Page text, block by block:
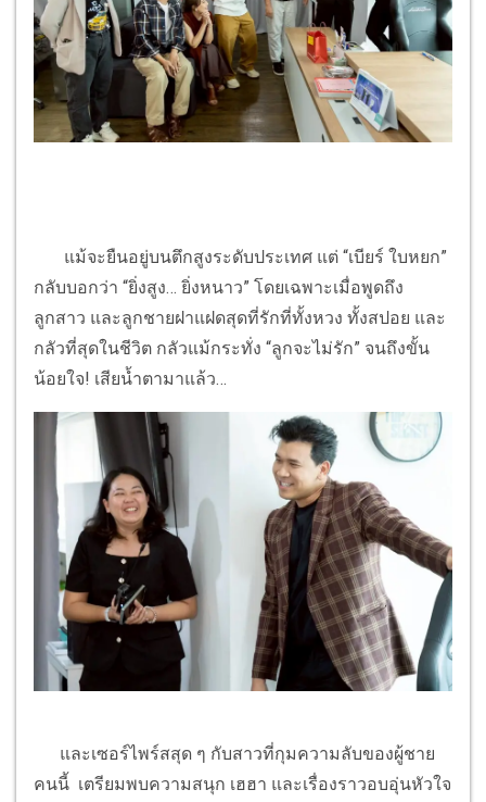
แม้จะยืนอยู่บนตึกสูงระดับประเทศ แต่ “เบียร์ ใบหยก”
กลับบอกว่า “ยิ่งสูง… ยิ่งหนาว” โดยเฉพาะเมื่อพูดถึง
ลูกสาว และลูกชายฝาแฝดสุดที่รักที่ทั้งหวง ทั้งสปอย และ
กลัวที่สุดในชีวิต กลัวแม้กระทั่ง “ลูกจะไม่รัก” จนถึงขั้น
น้อยใจ! เสียน้ำตามาแล้ว…
และเซอร์ไพร์สสุด ๆ กับสาวที่กุมความลับของผู้ชาย
คนนี้ เตรียมพบความสนุก เฮฮา และเรื่องราวอบอุ่นหัวใจ